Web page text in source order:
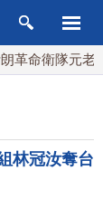
革命衛隊元老
林冠汝奪台